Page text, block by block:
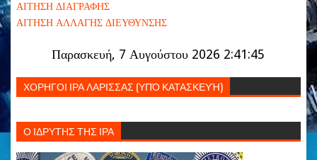
ΑΙΤΗΣΗ ΔΙΑΓΡΑΦΗΣ
ΑΙΤΗΣΗ ΑΛΛΑΓΗΣ ΔΙΕΥΘΥΝΣΗΣ
Παρασκευή, 7 Αυγούστου 2026 2:41:45
ΧΟΡΗΓΟΙ ΙΡΑ ΛΑΡΙΣΣΑΣ (ΥΠΌ ΚΑΤΑΣΚΕΥΉ)
Ο ΙΔΡΥΤΗΣ ΤΗΣ ΙΡΑ